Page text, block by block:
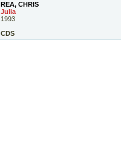
REA, CHRIS
Julia
1993
CDS